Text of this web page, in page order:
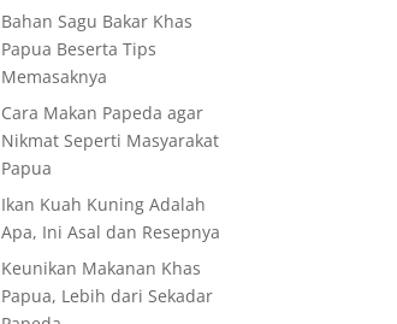
Bahan Sagu Bakar Khas
Papua Beserta Tips
Memasaknya
Cara Makan Papeda agar
Nikmat Seperti Masyarakat
Papua
Ikan Kuah Kuning Adalah
Apa, Ini Asal dan Resepnya
Keunikan Makanan Khas
Papua, Lebih dari Sekadar